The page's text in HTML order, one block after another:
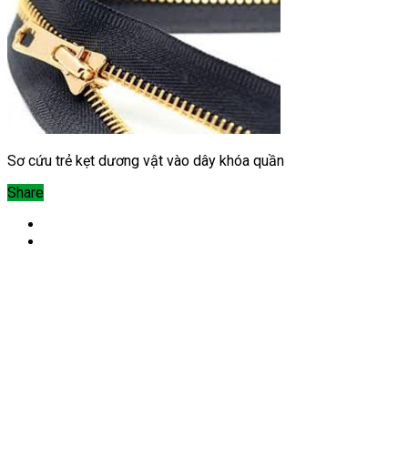
Sơ cứu trẻ kẹt dương vật vào dây khóa quần
Share